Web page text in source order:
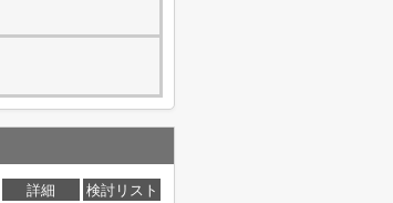
詳細
検討リスト